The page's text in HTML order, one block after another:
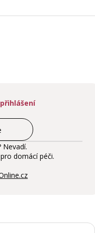
Nevadí.
domácí péči.